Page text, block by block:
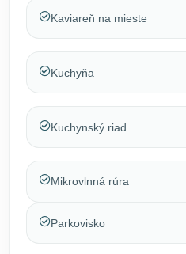
Kaviareň na mieste
Kuchyňa
Kuchynský riad
Mikrovlnná rúra
Parkovisko